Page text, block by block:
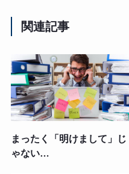
関連記事
まったく「明けまして」じ
ゃない…